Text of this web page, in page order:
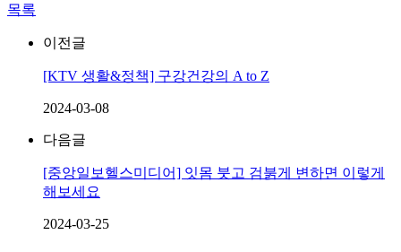
목록
이전글
[KTV 생활&정책] 구강건강의 A to Z
2024-03-08
다음글
[중앙일보헬스미디어] 잇몸 붓고 검붉게 변하면 이렇게
해보세요
2024-03-25